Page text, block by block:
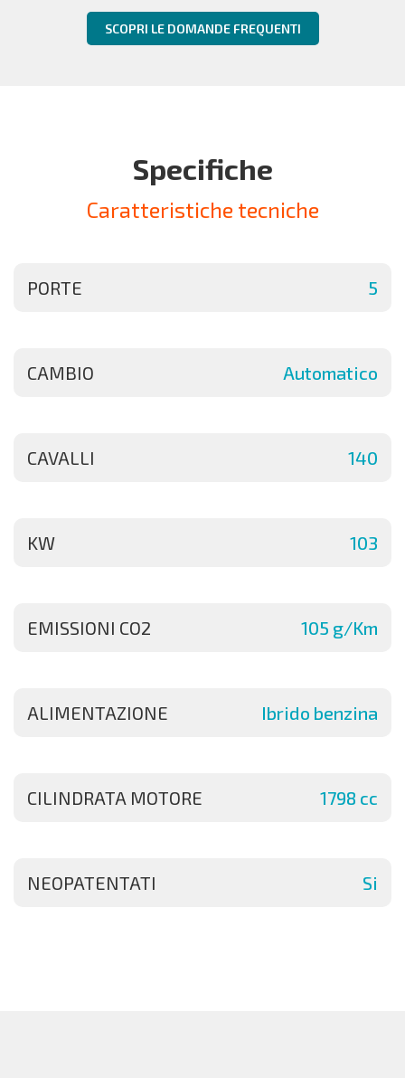
SCOPRI LE DOMANDE FREQUENTI
Specifiche
Caratteristiche tecniche
PORTE 5
CAMBIO Automatico
CAVALLI 140
KW 103
EMISSIONI CO2 105 g/Km
ALIMENTAZIONE Ibrido benzina
CILINDRATA MOTORE 1798 cc
NEOPATENTATI Si